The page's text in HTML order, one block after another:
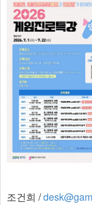
조건희 /